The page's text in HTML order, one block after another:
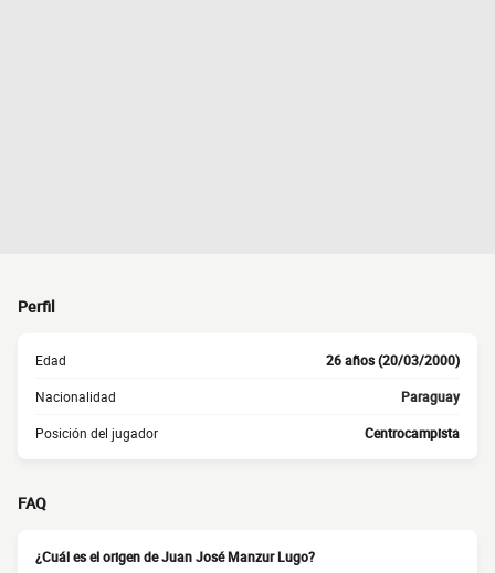
Perfil
Edad 26 años (20/03/2000)
Nacionalidad Paraguay
Posición del jugador Centrocampista
FAQ
¿Cuál es el origen de Juan José Manzur Lugo?